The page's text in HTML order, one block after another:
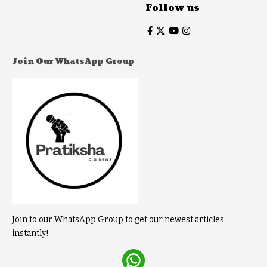
Follow us
Join Our WhatsApp Group
Join to our WhatsApp Group to get our newest articles
instantly!